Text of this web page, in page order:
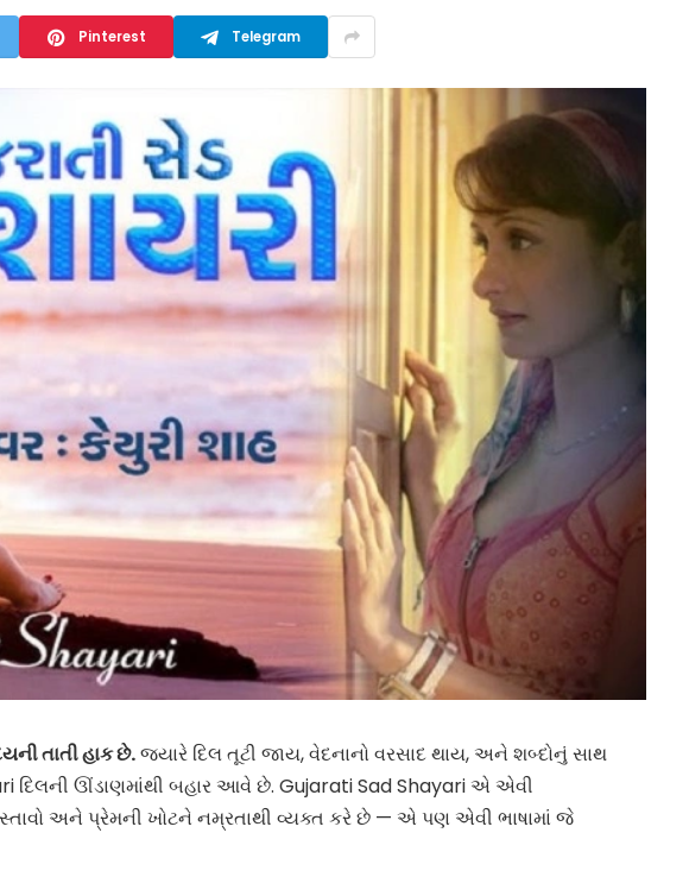
Pinterest Telegram
તાતી હાક છે.જ્યારે દિલ તૂટી જાય, વેદનાનો વરસાદ થાય, અને શબ્દોનું સાથ
દિલની ઊંડાણમાંથી બહાર આવે છે. Gujarati Sad Shayariએ એવી
અને પ્રેમની ખોટને નમ્રતાથી વ્યક્ત કરે છે — એ પણ એવી ભાષામાં જે